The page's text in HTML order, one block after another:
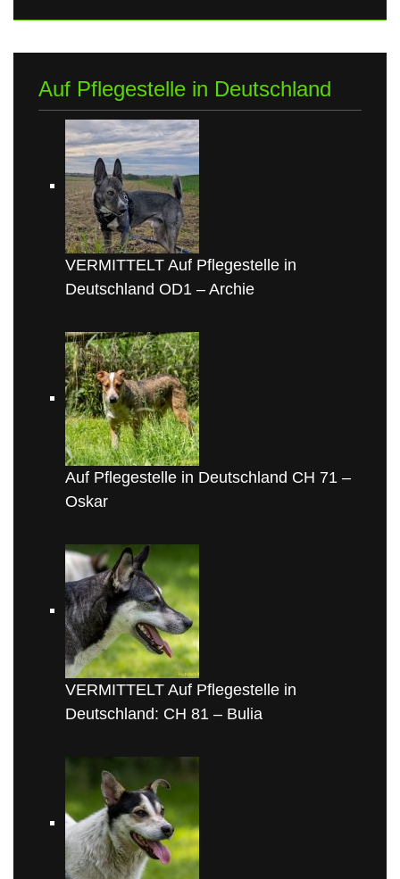
Auf Pflegestelle in Deutschland
VERMITTELT Auf Pflegestelle in
Deutschland OD1 – Archie
Auf Pflegestelle in Deutschland CH 71 –
Oskar
VERMITTELT Auf Pflegestelle in
Deutschland: CH 81 – Bulia